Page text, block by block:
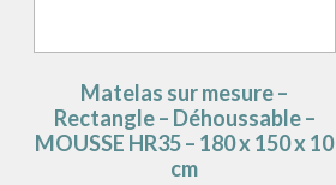
Matelas sur mesure –
Rectangle – Déhoussable –
MOUSSE HR35 – 180 x 150 x 10
cm